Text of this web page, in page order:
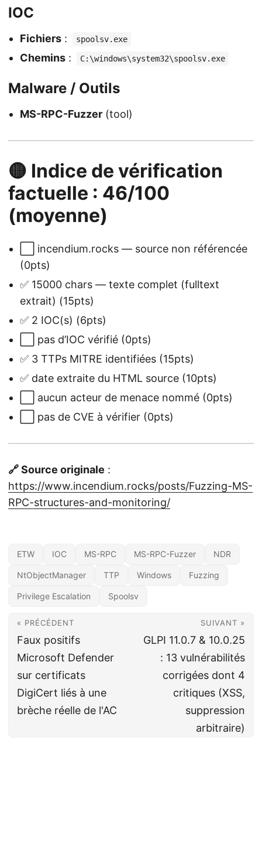
IOC
Fichiers : spoolsv.exe
Chemins : C:\windows\system32\spoolsv.exe
Malware / Outils
MS-RPC-Fuzzer (tool)
🟡 Indice de vérification
factuelle : 46/100
(moyenne)
⬜ incendium.rocks — source non référencée
(0pts)
✅ 15000 chars — texte complet (fulltext
extrait) (15pts)
✅ 2 IOC(s) (6pts)
⬜ pas d’IOC vérifié (0pts)
✅ 3 TTPs MITRE identifiées (15pts)
✅ date extraite du HTML source (10pts)
⬜ aucun acteur de menace nommé (0pts)
⬜ pas de CVE à vérifier (0pts)
🔗 Source originale :
https://www.incendium.rocks/posts/Fuzzing-MS-
RPC-structures-and-monitoring/
ETW IOC MS-RPC MS-RPC-Fuzzer NDR
NtObjectManager TTP Windows Fuzzing
Privilege Escalation Spoolsv
« PRÉCÉDENT
Faux positifs
Microsoft Defender
sur certificats
DigiCert liés à une
brèche réelle de l'AC
SUIVANT »
GLPI 11.0.7 & 10.0.25
: 13 vulnérabilités
corrigées dont 4
critiques (XSS,
suppression
arbitraire)